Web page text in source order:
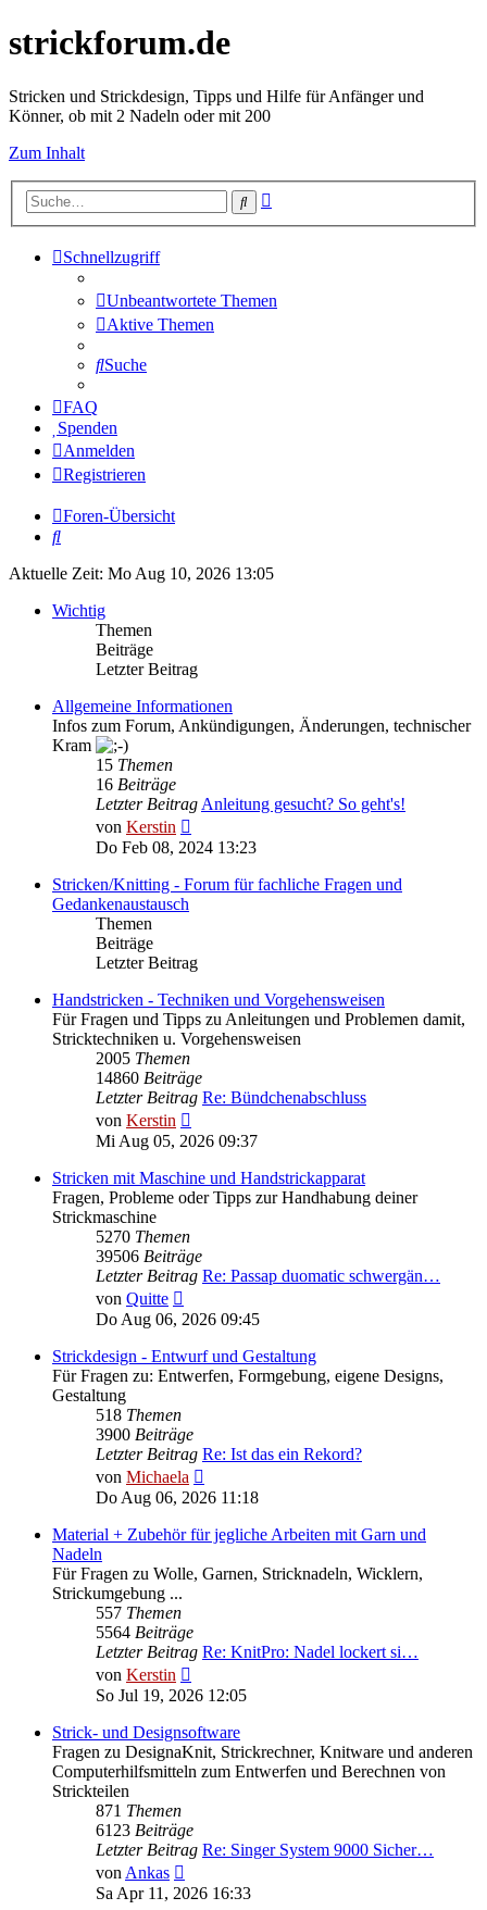
strickforum.de
Stricken und Strickdesign, Tipps und Hilfe für Anfänger und
Könner, ob mit 2 Nadeln oder mit 200
Zum Inhalt
Suche
Schnellzugriff
Unbeantwortete Themen
Aktive Themen
Suche
FAQ
Spenden
Anmelden
Registrieren
Foren-Übersicht
Suche
Aktuelle Zeit: Mo Aug 10, 2026 13:05
Wichtig
Themen
Beiträge
Letzter Beitrag
Allgemeine Informationen
Infos zum Forum, Ankündigungen, Änderungen, technischer
Kram
15 Themen
16 Beiträge
Letzter BeitragAnleitung gesucht? So geht's!
von Kerstin
Beitrag
Do Feb 08, 2024 13:23
Stricken/Knitting - Forum für fachliche Fragen und
Gedankenaustausch
Themen
Beiträge
Letzter Beitrag
Handstricken - Techniken und Vorgehensweisen
Für Fragen und Tipps zu Anleitungen und Problemen damit,
Stricktechniken u. Vorgehensweisen
2005 Themen
14860 Beiträge
Letzter Beitrag Re: Bündchenabschluss
von Kerstin
Beitrag
Mi Aug 05, 2026 09:37
Stricken mit Maschine und Handstrickapparat
Fragen, Probleme oder Tipps zur Handhabung deiner
Strickmaschine
5270 Themen
39506 Beiträge
Letzter Beitrag Re: Passap duomatic schwergän…
von Quitte
Beitrag
Do Aug 06, 2026 09:45
Strickdesign - Entwurf und Gestaltung
Für Fragen zu: Entwerfen, Formgebung, eigene Designs,
Gestaltung
518 Themen
3900 Beiträge
Letzter Beitrag Re: Ist das ein Rekord?
von Michaela
Beitrag
Do Aug 06, 2026 11:18
Material + Zubehör für jegliche Arbeiten mit Garn und
Nadeln
Für Fragen zu Wolle, Garnen, Stricknadeln, Wicklern,
Strickumgebung ...
557 Themen
5564 Beiträge
Letzter Beitrag Re: KnitPro: Nadel lockert si…
von Kerstin
Beitrag
So Jul 19, 2026 12:05
Strick- und Designsoftware
Fragen zu DesignaKnit, Strickrechner, Knitware und anderen
Computerhilfsmitteln zum Entwerfen und Berechnen von
Strickteilen
871 Themen
6123 Beiträge
Letzter Beitrag Re: Singer System 9000 Sicher…
vonAnkas
Beitrag
Sa Apr 11, 2026 16:33